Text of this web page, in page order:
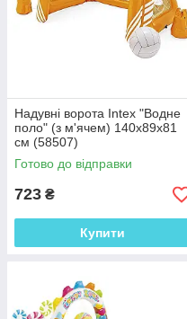
Надувні ворота Intex "Водне
поло" (з м'ячем) 140х89х81
см (58507)
Готово до відправки
723 ₴
Купити